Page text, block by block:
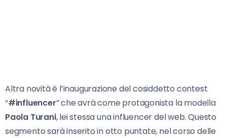
Altra novità è l’inaugurazione del cosiddetto contest
“#influencer” che avrà come protagonista la modella
Paola Turani, lei stessa una influencer del web. Questo
segmento sarà inserito in otto puntate, nel corso delle